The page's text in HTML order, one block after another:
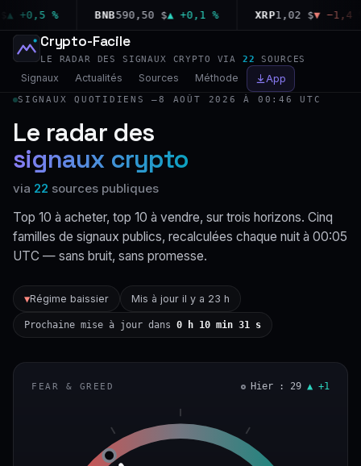
% BNB590,50 $▲ +0,1 % XRP1,02 $▼ −1,4 %
Crypto-Facile
LE RADAR DES SIGNAUX CRYPTO VIA 22 SOURCES
Signaux Actualités Sources Méthode App
SIGNAUX QUOTIDIENS —8 AOÛT 2026 À 00:46 UTC
Le radar des
signaux crypto
via 22 sources publiques
Top 10 à acheter, top 10 à vendre, sur trois horizons. Cinq
familles de signaux publics, recalculées chaque nuit à 00:05
UTC — sans bruit, sans promesse.
▼Régime baissier Mis à jour il y a 23 h
Prochaine mise à jour dans 0 h 10 min 30 s
FEAR & GREED Hier : 29 ▲ +1